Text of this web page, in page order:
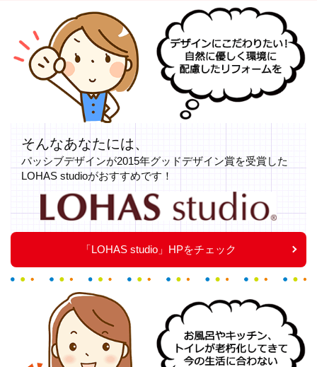
ムをそんなあなたには、
パッシブデザインが2015年グッドデザイン賞を受賞した
LOHAS studioがおすすめです！
LOHAS studio
「LOHAS studio」HPをチェック